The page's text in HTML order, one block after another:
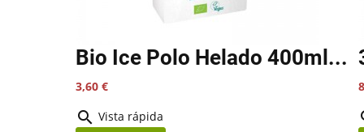
Bio Ice Polo Helado 400ml...
Precio
3,60 €
 Vista rápida